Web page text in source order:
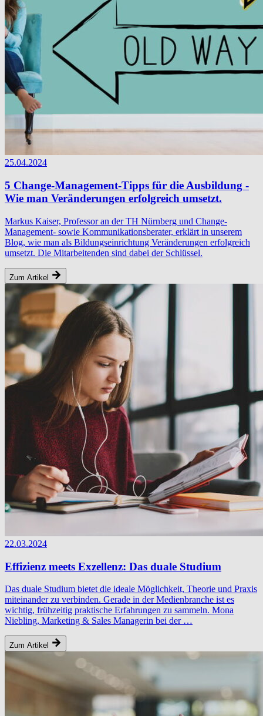
25.04.2024
5 Change-Management-Tipps für die Ausbildung -
Wie man Veränderungen erfolgreich umsetzt.
Markus Kaiser, Professor an der TH Nürnberg und Change-
Management- sowie Kommunikationsberater, erklärt in unserem
Blog, wie man als Bildungseinrichtung Veränderungen erfolgreich
umsetzt. Die Mitarbeitenden sind dabei der Schlüssel.
Zum Artikel
22.03.2024
Effizienz meets Exzellenz: Das duale Studium
Das duale Studium bietet die ideale Möglichkeit, Theorie und Praxis
miteinander zu verbinden. Gerade in der Medienbranche ist es
wichtig, frühzeitig praktische Erfahrungen zu sammeln. Mona
Niebling, Marketing & Sales Managerin bei der …
Zum Artikel